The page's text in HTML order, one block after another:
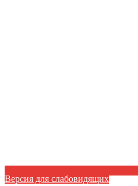
Версия для слабовидящих